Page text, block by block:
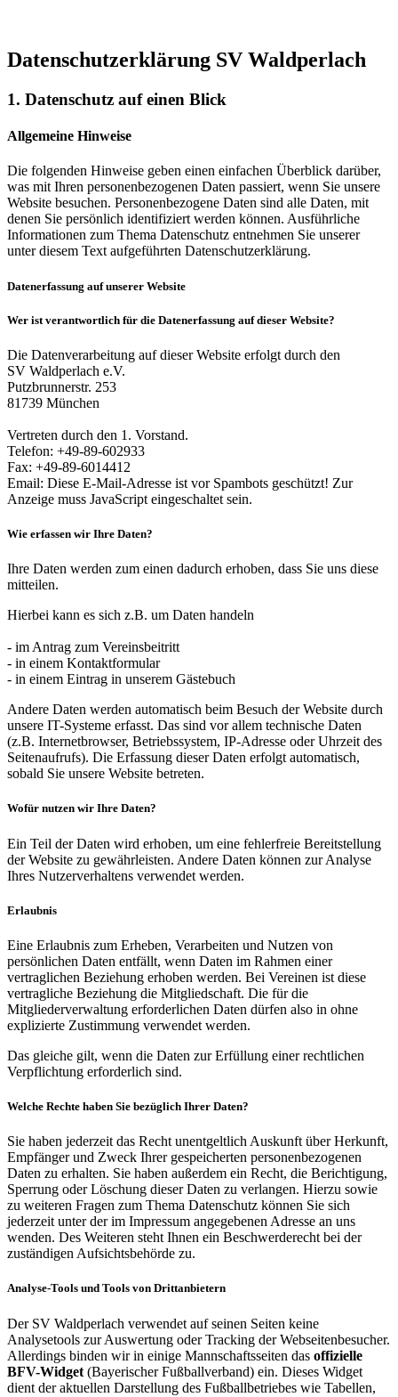
Datenschutzerklärung SV Waldperlach
1. Datenschutz auf einen Blick
Allgemeine Hinweise
Die folgenden Hinweise geben einen einfachen Überblick darüber,
was mit Ihren personenbezogenen Daten passiert, wenn Sie unsere
Website besuchen. Personenbezogene Daten sind alle Daten, mit
denen Sie persönlich identifiziert werden können. Ausführliche
Informationen zum Thema Datenschutz entnehmen Sie unserer
unter diesem Text aufgeführten Datenschutzerklärung.
Datenerfassung auf unserer Website
Wer ist verantwortlich für die Datenerfassung auf dieser Website?
Die Datenverarbeitung auf dieser Website erfolgt durch den
SV Waldperlach e.V.
Putzbrunnerstr. 253
81739 München
Vertreten durch den 1. Vorstand.
Telefon: +49-89-602933
Fax: +49-89-6014412
Email: Diese E-Mail-Adresse ist vor Spambots geschützt! Zur
Anzeige muss JavaScript eingeschaltet sein.
Wie erfassen wir Ihre Daten?
Ihre Daten werden zum einen dadurch erhoben, dass Sie uns diese
mitteilen.
Hierbei kann es sich z.B. um Daten handeln
- im Antrag zum Vereinsbeitritt
- in einem Kontaktformular
- in einem Eintrag in unserem Gästebuch
Andere Daten werden automatisch beim Besuch der Website durch
unsere IT-Systeme erfasst. Das sind vor allem technische Daten
(z.B. Internetbrowser, Betriebssystem, IP-Adresse oder Uhrzeit des
Seitenaufrufs). Die Erfassung dieser Daten erfolgt automatisch,
sobald Sie unsere Website betreten.
Wofür nutzen wir Ihre Daten?
Ein Teil der Daten wird erhoben, um eine fehlerfreie Bereitstellung
der Website zu gewährleisten. Andere Daten können zur Analyse
Ihres Nutzerverhaltens verwendet werden.
Erlaubnis
Eine Erlaubnis zum Erheben, Verarbeiten und Nutzen von
persönlichen Daten entfällt, wenn Daten im Rahmen einer
vertraglichen Beziehung erhoben werden. Bei Vereinen ist diese
vertragliche Beziehung die Mitgliedschaft. Die für die
Mitgliederverwaltung erforderlichen Daten dürfen also in ohne
explizierte Zustimmung verwendet werden.
Das gleiche gilt, wenn die Daten zur Erfüllung einer rechtlichen
Verpflichtung erforderlich sind.
Welche Rechte haben Sie bezüglich Ihrer Daten?
Sie haben jederzeit das Recht unentgeltlich Auskunft über Herkunft,
Empfänger und Zweck Ihrer gespeicherten personenbezogenen
Daten zu erhalten. Sie haben außerdem ein Recht, die Berichtigung,
Sperrung oder Löschung dieser Daten zu verlangen. Hierzu sowie
zu weiteren Fragen zum Thema Datenschutz können Sie sich
jederzeit unter der im Impressum angegebenen Adresse an uns
wenden. Des Weiteren steht Ihnen ein Beschwerderecht bei der
zuständigen Aufsichtsbehörde zu.
Analyse-Tools und Tools von Drittanbietern
Der SV Waldperlach verwendet auf seinen Seiten keine
Analysetools zur Auswertung oder Tracking der Webseitenbesucher.
Allerdings binden wir in einige Mannschaftsseiten das offizielle
BFV-Widget (Bayerischer Fußballverband) ein. Dieses Widget
dient der aktuellen Darstellung des Fußballbetriebes wie Tabellen,